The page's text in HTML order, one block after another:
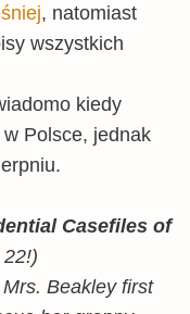
, natomiast
wszystkich
kiedy
Polsce, jednak
Casefiles of
Beakley first